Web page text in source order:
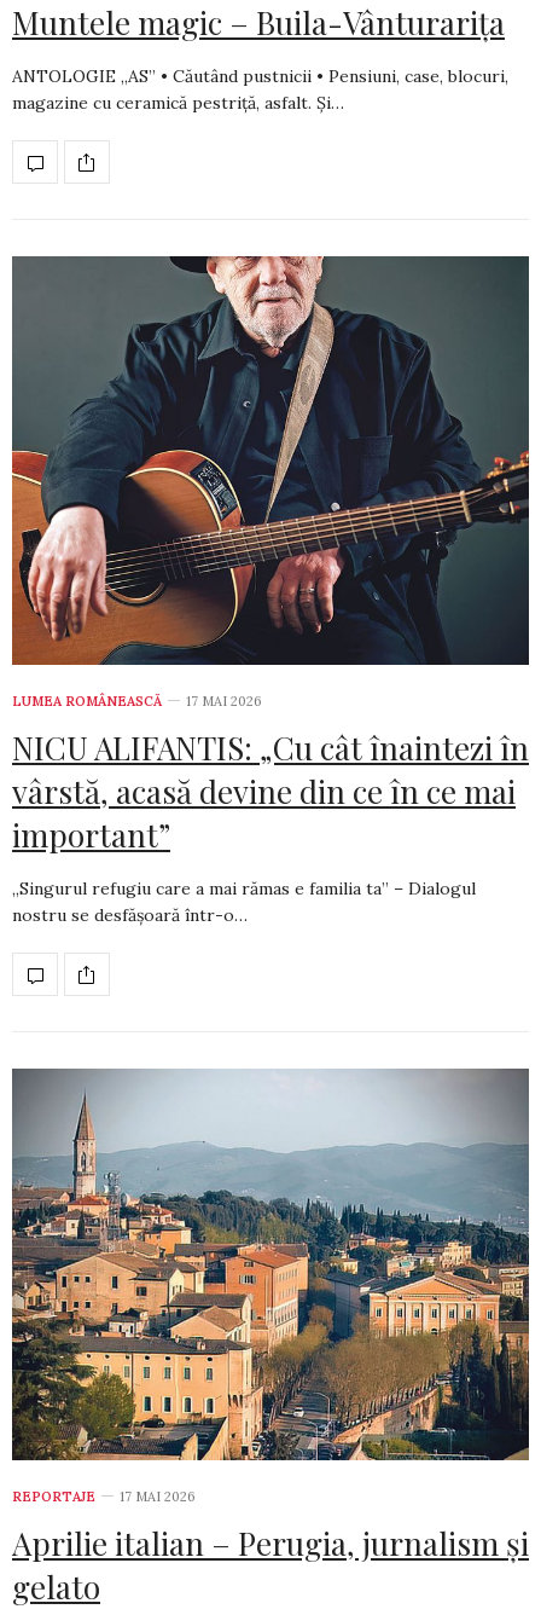
Muntele magic – Buila-Vânturarița
ANTOLOGIE „AS” • Căutând pustnicii • Pensiuni, case, blocuri,
magazine cu ceramică pestriţă, asfalt. Şi…
LUMEA ROMÂNEASCĂ 17 MAI 2026
NICU ALIFANTIS: „Cu cât înaintezi în
vârstă, acasă devine din ce în ce mai
important”
„Singurul refugiu care a mai rămas e familia ta” – Dialogul
nostru se desfășoară într-o…
REPORTAJE 17 MAI 2026
Aprilie italian – Perugia, jurnalism și
gelato